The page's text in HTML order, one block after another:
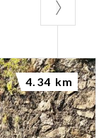
4.34 km